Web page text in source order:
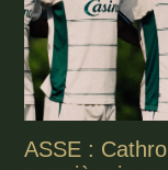
ASSE :